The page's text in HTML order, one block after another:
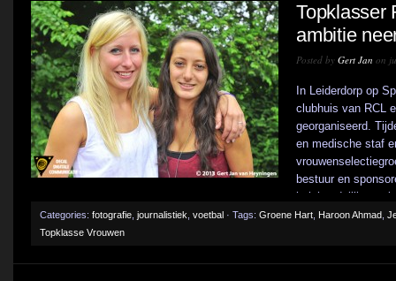
Topklasser
ambitie
Posted by Gert Jan on
In Leiderdorp op
clubhuis van RCL
georganiseerd.
en medische staf
bestuur en
huishoudelijke
doorgenomen.
Categories: fotografie journalistiek voetbal · Tags: Groene Hart Haroon Ahmad
Topklasse Vrouwen